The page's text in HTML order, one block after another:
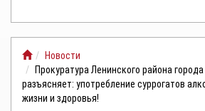
КАБИНЕТНовости
Прокуратура Ленинского района
разъясняет: употребление суррогатов
жизни и здоровья!